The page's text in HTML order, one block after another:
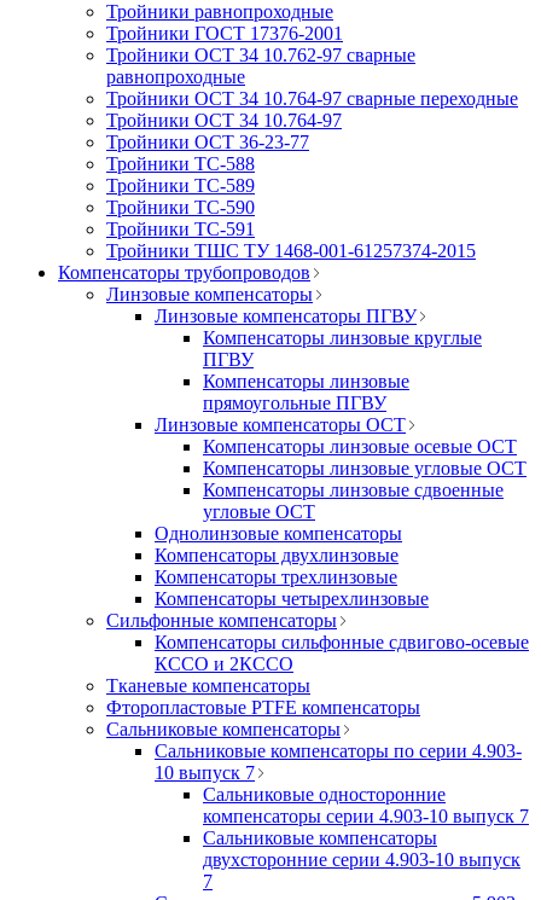
Тройники равнопроходные
Тройники ГОСТ 17376-2001
Тройники ОСТ 34 10.762-97 сварные
равнопроходные
Тройники ОСТ 34 10.764-97 сварные переходные
Тройники ОСТ 34 10.764-97
Тройники ОСТ 36-23-77
Тройники ТС-588
Тройники ТС-589
Тройники ТС-590
Тройники ТС-591
Тройники ТШС ТУ 1468-001-61257374-2015
Компенсаторы трубопроводов
Линзовые компенсаторы
Линзовые компенсаторы ПГВУ
Компенсаторы линзовые круглые
ПГВУ
Компенсаторы линзовые
прямоугольные ПГВУ
Линзовые компенсаторы ОСТ
Компенсаторы линзовые осевые ОСТ
Компенсаторы линзовые угловые ОСТ
Компенсаторы линзовые сдвоенные
угловые ОСТ
Однолинзовые компенсаторы
Компенсаторы двухлинзовые
Компенсаторы трехлинзовые
Компенсаторы четырехлинзовые
Сильфонные компенсаторы
Компенсаторы сильфонные сдвигово-осевые
КССО и 2КССО
Тканевые компенсаторы
Фторопластовые PTFE компенсаторы
Сальниковые компенсаторы
Сальниковые компенсаторы по серии 4.903-
10 выпуск 7
Сальниковые односторонние
компенсаторы серии 4.903-10 выпуск 7
Сальниковые компенсаторы
двухсторонние серии 4.903-10 выпуск
7